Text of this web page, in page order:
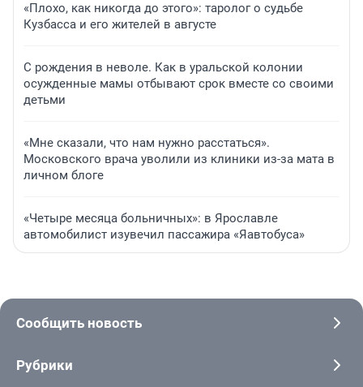
«Плохо, как никогда до этого»: таролог о судьбе
Кузбасса и его жителей в августе
С рождения в неволе. Как в уральской колонии
осужденные мамы отбывают срок вместе со своими
детьми
«Мне сказали, что нам нужно расстаться».
Московского врача уволили из клиники из-за мата в
личном блоге
«Четыре месяца больничных»: в Ярославле
автомобилист изувечил пассажира «Яавтобуса»
Сообщить новость
Рубрики